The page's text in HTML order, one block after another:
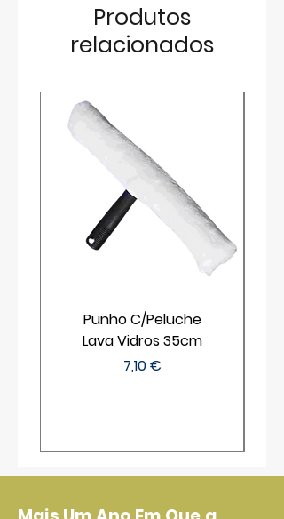
Produtos
relacionados
Punho C/Peluche
Lava Vidros 35cm
Preço
7,10 €